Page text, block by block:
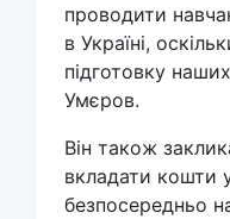
проводити
в Україні,
підготовку
Умєров.
Він також
вкладати кошти
безпосередньо